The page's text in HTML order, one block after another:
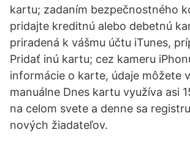
kartu; zadaním bezpečnostného
pridajte kreditnú alebo debetnú
priradená k vášmu účtu iTunes,
Pridať inú kartu; cez kameru
informácie o karte, údaje môžete
manuálne Dnes kartu využíva asi
na celom svete a denne sa
nových žiadateľov.